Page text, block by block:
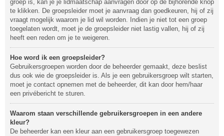
groep is, kan je je lidmaatschap aanvragen door op de bijhorende knop
te klikken. De groepsleider moet je aanvraag dan goedkeuren, hij of zij
vraagt mogelijk waarom je lid wil worden. Indien je niet tot een groep
toegelaten wordt, moet je de groepsleider niet lastig vallen, hij of zij
heeft een reden om je te weigeren.
Hoe word ik een groepsleider?
Gebruikersgroepen worden door de beheerder gemaakt, deze beslist
dus ook wie de groepsleider is. Als je een gebruikersgroep wilt starten,
moet je contact opnemen met de beheerder, dit kan door hem/haar
een privébericht te sturen.
Waarom staan verschillende gebruikersgroepen in een andere
kleur?
De beheerder kan een kleur aan een gebruikersgroep toegewezen